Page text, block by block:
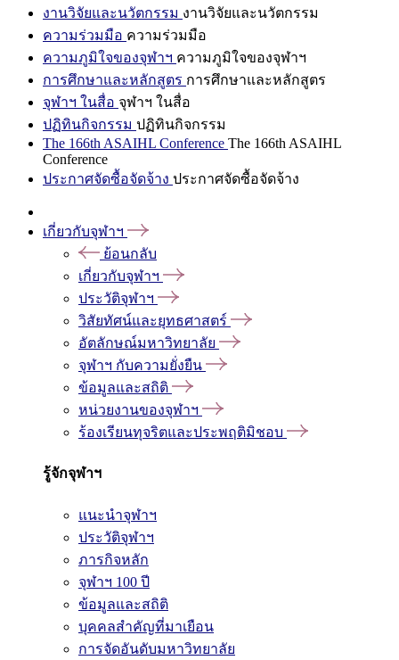
งานวิจัยและนวัตกรรม งานวิจัยและนวัตกรรม
ความร่วมมือ ความร่วมมือ
ความภูมิใจของจุฬาฯ ความภูมิใจของจุฬาฯ
การศึกษาและหลักสูตร การศึกษาและหลักสูตร
จุฬาฯ ในสื่อ จุฬาฯ ในสื่อ
ปฏิทินกิจกรรม ปฏิทินกิจกรรม
The 166th ASAIHL Conference The 166th ASAIHL
Conference
ประกาศจัดซื้อจัดจ้าง ประกาศจัดซื้อจัดจ้าง
เกี่ยวกับจุฬาฯ
ย้อนกลับ
เกี่ยวกับจุฬาฯ
ประวัติจุฬาฯ
วิสัยทัศน์และยุทธศาสตร์
อัตลักษณ์มหาวิทยาลัย
จุฬาฯ กับความยั่งยืน
ข้อมูลและสถิติ
หน่วยงานของจุฬาฯ
ร้องเรียนทุจริตและประพฤติมิชอบ
รู้จักจุฬาฯ
แนะนำจุฬาฯ
ประวัติจุฬาฯ
ภารกิจหลัก
จุฬาฯ 100 ปี
ข้อมูลและสถิติ
บุคคลสำคัญที่มาเยือน
การจัดอันดับมหาวิทยาลัย